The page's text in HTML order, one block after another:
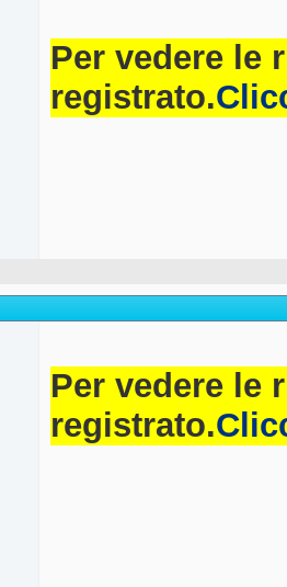
Per vedere le
registrato.
Per vedere le
registrato.